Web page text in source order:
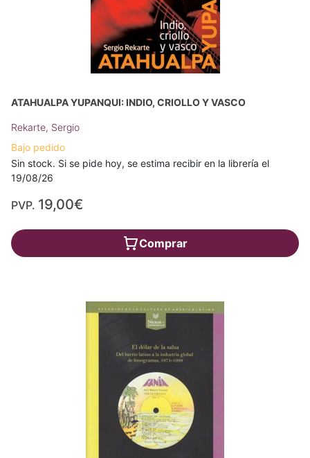
ATAHUALPA YUPANQUI: INDIO, CRIOLLO Y VASCO
Rekarte, Sergio
Bajo pedido
Sin stock. Si se pide hoy, se estima recibir en la librería el
19/08/26
PVP. 19,00€
Comprar